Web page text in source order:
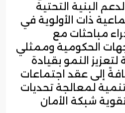
البنية التحتية
ذات الأولوية في
مباحثات مع
الحكومية وممثلي
النمو بقيادة
إلى عقد اجتماعات
لمعالجة تحديات
شبكة الأمان